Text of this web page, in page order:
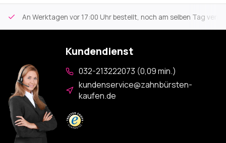
An Werktagen vor 17:00 Uhr bestellt, noch am selben Tag
Kundendienst
032-213222073 (0,09 min.)
kundenservice@zahnbürsten-
kaufen.de